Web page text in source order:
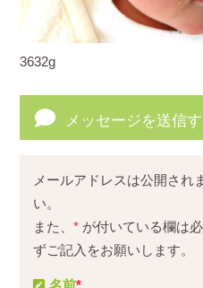
3632g
メッセージを送信
メールアドレスは公開され
い。
また、* が付いている欄は
ずご記入をお願いします。
名前*